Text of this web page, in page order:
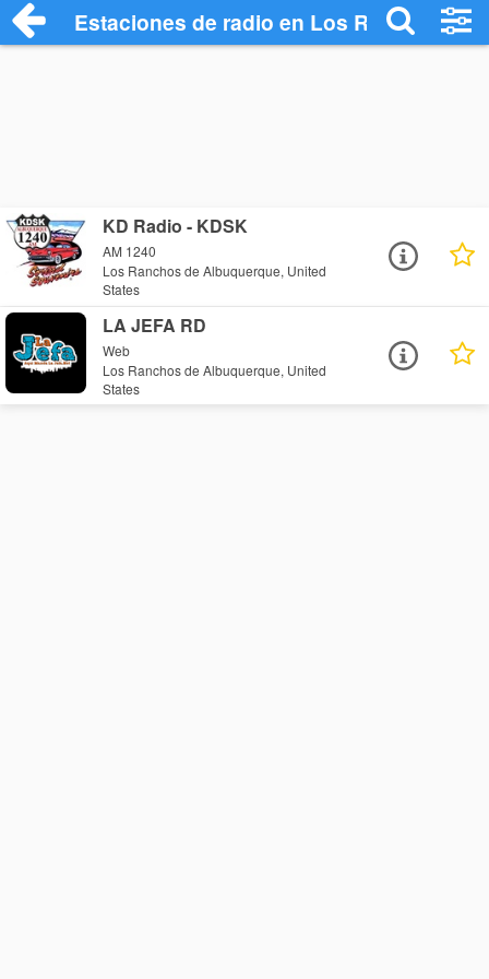
Estaciones de radio en Los Ranchos de
KD Radio - KDSK
AM 1240
Los Ranchos de Albuquerque, United
States
LA JEFA RD
Web
Los Ranchos de Albuquerque, United
States